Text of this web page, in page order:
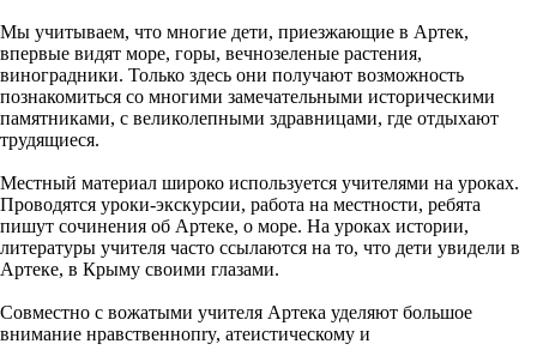
Мы учитываем, что многие дети, приезжающие в Артек,
впервые видят море, горы, вечнозеленые растения,
виноградники. Только здесь они получают возможность
познакомиться со многими замечательными историческими
памятниками, с великолепными здравницами, где отдыхают
трудящиеся.
Местный материал широко используется учителями на уроках.
Проводятся уроки-экскурсии, работа на местности, ребята
пишут сочинения об Артеке, о море. На уроках истории,
литературы учителя часто ссылаются на то, что дети увидели в
Артеке, в Крыму своими глазами.
Совместно с вожатыми учителя Артека уделяют большое
внимание нравственнопry, атеистическому и